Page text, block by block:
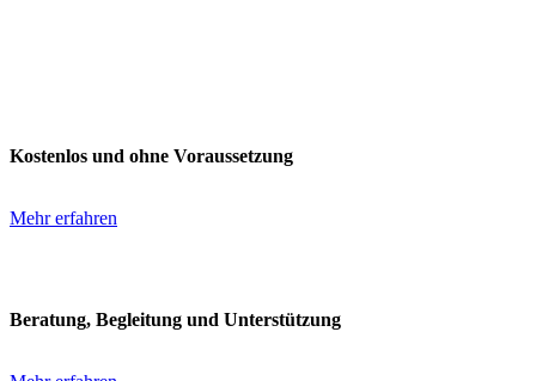
Kostenlos und ohne Voraussetzung
Mehr erfahren
Beratung, Begleitung und Unterstützung